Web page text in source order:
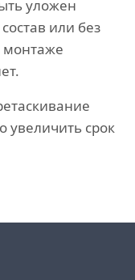
уложен
или без
увеличить срок